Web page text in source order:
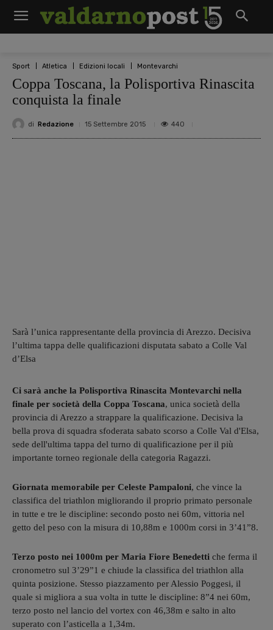
Sport Atletica Edizioni locali Montevarchi
Coppa Toscana, la Polisportiva Rinascita
conquista la finale
di Redazione 15 Settembre 2015 440
Sarà l’unica rappresentante della provincia di Arezzo. Decisiva
l’ultima tappa delle qualificazioni disputata sabato a Colle Val
d’Elsa
Ci sarà anche la Polisportiva Rinascita Montevarchi nella
finale per società della Coppa Toscana, unica società della
provincia di Arezzo a strappare la qualificazione. Decisiva la
bella prova di squadra sfoderata sabato scorso a Colle Val d'Elsa,
sede dell'ultima tappa del turno di qualificazione per il più
importante torneo regionale della categoria Ragazzi.
Giornata memorabile per Celeste Pampaloni, che vince la
classifica del triathlon migliorando il proprio primato personale
in tutte e tre le discipline: secondo posto nei 60m, vittoria nel
getto del peso con la misura di 10,88m e 1000m corsi in 3’41”8.
Terzo posto nei 1000m per Maria Fiore Benedetti che ferma il
cronometro sul 3’29”1 e chiude la classifica del triathlon alla
quinta posizione. Stesso piazzamento per Alessio Poggesi, il
quale si migliora a sua volta in tutte le discipline: 8”4 nei 60m,
terzo posto nel lancio del vortex con 46,38m e salto in alto
superato con l’asticella a 1,34m.